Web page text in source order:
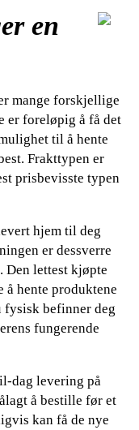
en
mange forskjellige
er foreløpig å få det
til å hente
Frakttypen er
prisbevisste typen
hjem til deg
er dessverre
Den lettest kjøpte
hente produktene
fysisk befinner deg
fungerende
dag levering på
å bestille før et
kan få de nye